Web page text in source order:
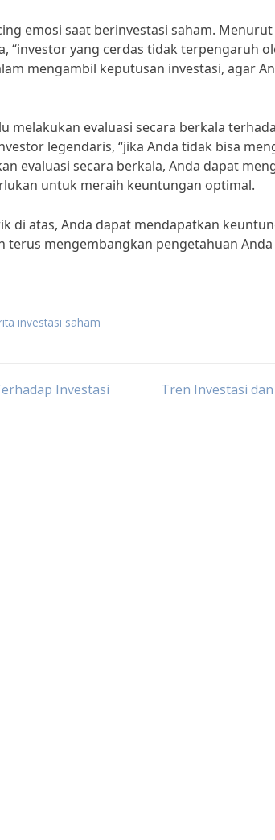
emosi saat berinvestasi saham.
“investor yang cerdas tidak terpengaruh
mengambil keputusan investasi, agar
melakukan evaluasi secara berkala
legendaris, “jika Anda tidak bisa
evaluasi secara berkala, Anda dapat
untuk meraih keuntungan optimal.
di atas, Anda dapat mendapatkan
mengembangkan pengetahuan
investasi saham
Investasi
Tren Investasi